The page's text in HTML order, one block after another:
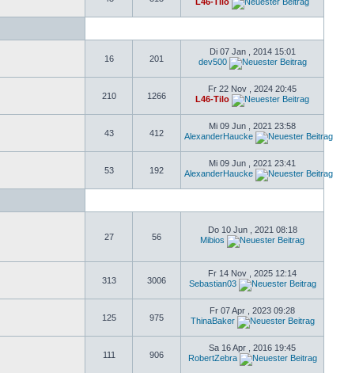
16 201
Di 07 Jan , 2014 15:01
dev500
210 1266
Fr 22 Nov , 2024 20:45
L46-Tilo
43 412
Mi 09 Jun , 2021 23:58
AlexanderHaucke
53 192
Mi 09 Jun , 2021 23:41
AlexanderHaucke
27 56
Do 10 Jun , 2021 08:18
Mibios
313 3006
Fr 14 Nov , 2025 12:14
Sebastian03
125 975
Fr 07 Apr , 2023 09:28
ThinaBaker
111 906
Sa 16 Apr , 2016 19:45
RobertZebra